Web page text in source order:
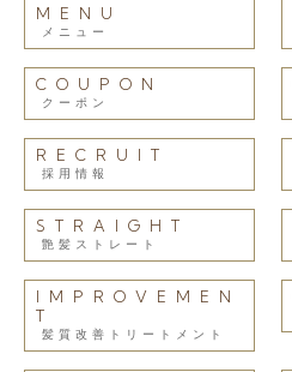
MENU
メニュー
COUPON
クーポン
RECRUIT
採用情報
STRAIGHT
艶髪ストレート
IMPROVEMEN
T
髪質改善トリートメント